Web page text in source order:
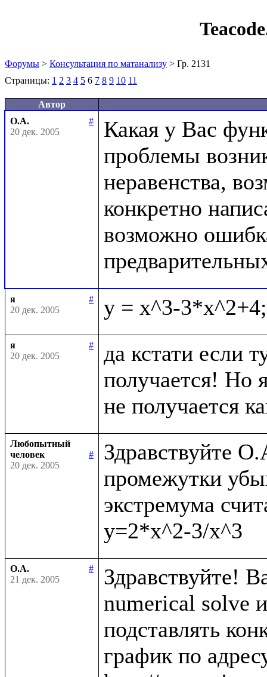
Форумы > Консультация по матанализу > Гр. 2131
Страницы: 1 2 3 4 5 6 7 8 9 10 11
Автор
О.А.
#
20 дек. 2005
Какая у Вас
проблемы
неравенства,
конкретно
возможно
я
#
20 дек. 2005
я
#
20 дек. 2005
да кстати если
получается! Но
Любопытный
человек
#
20 дек. 2005
Здравствуйте
промежутки
экстремума
О.А.
#
21 дек. 2005
Здравствуйте!
numerical solve
подставлять
график по